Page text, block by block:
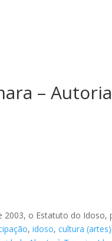
–
2003, o Estatuto do
,idoso,cultura (artes)